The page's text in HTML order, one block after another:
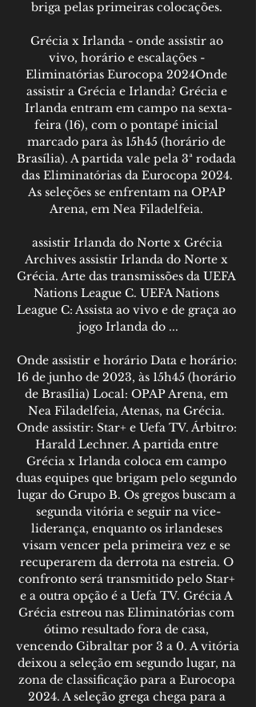
briga pelas primeiras colocações.
Grécia x Irlanda - onde assistir ao
vivo, horário e escalações -
Eliminatórias Eurocopa 2024Onde
assistir a Grécia e Irlanda? Grécia e
Irlanda entram em campo na sexta-
feira (16), com o pontapé inicial
marcado para às 15h45 (horário de
Brasília). A partida vale pela 3ª rodada
das Eliminatórias da Eurocopa 2024.
As seleções se enfrentam na OPAP
Arena, em Nea Filadelfeia.
assistir Irlanda do Norte x Grécia
Archives assistir Irlanda do Norte x
Grécia. Arte das transmissões da UEFA
Nations League C. UEFA Nations
League C: Assista ao vivo e de graça ao
jogo Irlanda do ...
Onde assistir e horário Data e horário:
16 de junho de 2023, às 15h45 (horário
de Brasília) Local: OPAP Arena, em
Nea Filadelfeia, Atenas, na Grécia.
Onde assistir: Star+ e Uefa TV. Árbitro:
Harald Lechner. A partida entre
Grécia x Irlanda coloca em campo
duas equipes que brigam pelo segundo
lugar do Grupo B. Os gregos buscam a
segunda vitória e seguir na vice-
liderança, enquanto os irlandeses
visam vencer pela primeira vez e se
recuperarem da derrota na estreia. O
confronto será transmitido pelo Star+
e a outra opção é a Uefa TV. Grécia A
Grécia estreou nas Eliminatórias com
ótimo resultado fora de casa,
vencendo Gibraltar por 3 a 0. A vitória
deixou a seleção em segundo lugar, na
zona de classificação para a Eurocopa
2024. A seleção grega chega para a